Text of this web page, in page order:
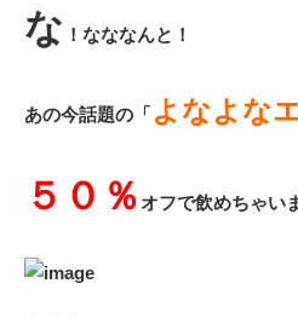
な ！なななんと！
あの今話題の「 よなよな
５０％オフで飲めちゃい